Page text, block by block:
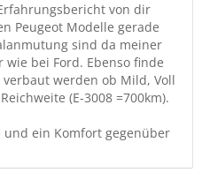
von dir
Peugeot Modelle gerade
sind da meiner
bei Ford. Ebenso finde
werden ob Mild, Voll
(E-3008 =700km).
und ein Komfort gegenüber